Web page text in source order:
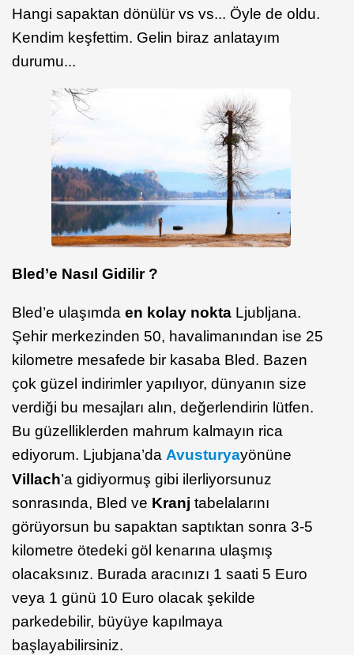
Hangi sapaktan dönülür vs vs... Öyle de oldu.
Kendim keşfettim. Gelin biraz anlatayım
durumu...
Bled’e Nasıl Gidilir ?
Bled’e ulaşımda en kolay nokta Ljubljana.
Şehir merkezinden 50, havalimanından ise 25
kilometre mesafede bir kasaba Bled. Bazen
çok güzel indirimler yapılıyor, dünyanın size
verdiği bu mesajları alın, değerlendirin lütfen.
Bu güzelliklerden mahrum kalmayın rica
ediyorum. Ljubjana’da Avusturyayönüne
Villach’a gidiyormuş gibi ilerliyorsunuz
sonrasında, Bled ve Kranj tabelalarını
görüyorsun bu sapaktan saptıktan sonra 3-5
kilometre ötedeki göl kenarına ulaşmış
olacaksınız. Burada aracınızı 1 saati 5 Euro
veya 1 günü 10 Euro olacak şekilde
parkedebilir, büyüye kapılmaya
başlayabilirsiniz.